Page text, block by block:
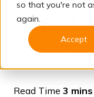
so that you're not
again.
Accept
Konsultasi
Read Time 3 mins